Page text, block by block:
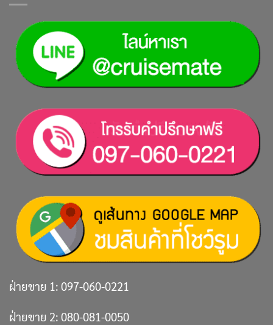
ฝ่ายขาย 1: 097-060-0221
ฝ่ายขาย 2: 080-081-0050